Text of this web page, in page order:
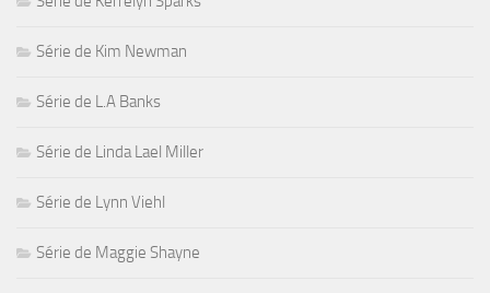
Série de Kim Newman
Série de L.A Banks
Série de Linda Lael Miller
Série de Lynn Viehl
Série de Maggie Shayne